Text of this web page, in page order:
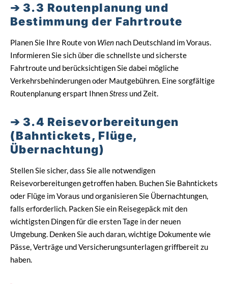
3.3 Routenplanung und
Bestimmung der Fahrtroute
Planen Sie Ihre Route von Wien nach Deutschland im Voraus.
Informieren Sie sich über die schnellste und sicherste
Fahrtroute und berücksichtigen Sie dabei mögliche
Verkehrsbehinderungen oder Mautgebühren. Eine sorgfältige
Routenplanung erspart IhnenStress und Zeit.
3.4 Reisevorbereitungen
(Bahntickets, Flüge,
Übernachtung)
Stellen Sie sicher, dass Sie alle notwendigen
Reisevorbereitungen getroffen haben. Buchen Sie Bahntickets
oder Flüge im Voraus und organisieren Sie Übernachtungen,
falls erforderlich. Packen Sie ein Reisegepäck mit den
wichtigsten Dingen für die ersten Tage in der neuen
Umgebung. Denken Sie auch daran, wichtige Dokumente wie
Pässe, Verträge und Versicherungsunterlagen griffbereit zu
haben.